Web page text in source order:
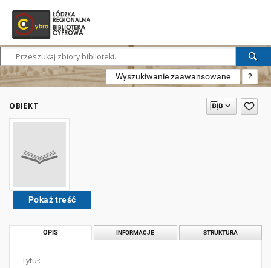
Wyszukiwanie zaawansowane ?
OBIEKT
Pokaż treść
OPIS INFORMACJE STRUKTURA
Tytuł: